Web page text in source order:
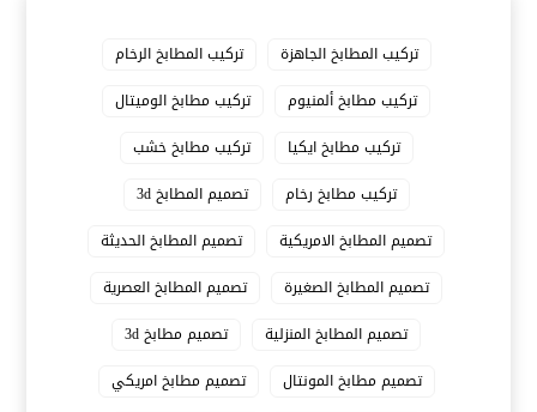
تركيب المطابخ الجاهزة
تركيب المطابخ الرخام
تركيب مطابخ ألمنيوم
تركيب مطابخ الوميتال
تركيب مطابخ ايكيا
تركيب مطابخ خشب
تركيب مطابخ رخام
تصميم المطابخ 3d
تصميم المطابخ الامريكية
تصميم المطابخ الحديثة
تصميم المطابخ الصغيرة
تصميم المطابخ العصرية
تصميم المطابخ المنزلية
تصميم مطابخ 3d
تصميم مطابخ المونتال
تصميم مطابخ امريكي